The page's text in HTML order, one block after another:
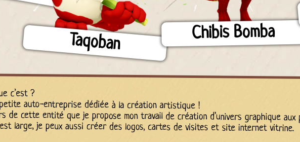
Taqoban Chibis Bomba
c’est ?
auto-entreprise dédiée à la création artistique !
de cette entité que je propose mon travail de création d’univers graphique aux
large, je peux aussi créer des logos, cartes de visites et site internet vitrine.